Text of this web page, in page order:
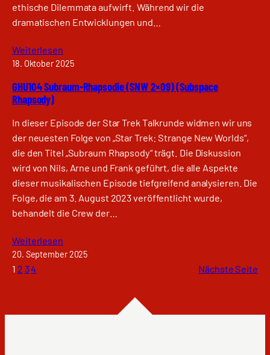
ethische Dilemmata aufwirft. Während wir die
dramatischen Entwicklungen und…
Weiterlesen
18. Oktober 2025
GHU104 Subraum-Rhapsodie (SNW 2×09) (Subspace
Rhapsody)
In dieser Episode der Star Trek Talkrunde widmen wir uns
der neuesten Folge von „Star Trek: Strange New Worlds“,
die den Titel „Subraum Rhapsody“ trägt. Die Diskussion
wird von Nils, Arne und Frank geführt, die alle Aspekte
dieser musikalischen Episode tiefgreifend analysieren. Die
Folge, die am 3. August 2023 veröffentlicht wurde,
behandelt die Crew der…
Weiterlesen
20. September 2025
1 2 34 Nächste Seite